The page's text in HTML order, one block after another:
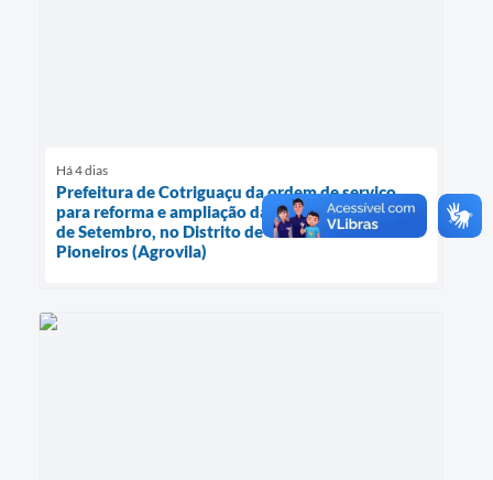
Há 4 dias
Prefeitura de Cotriguaçu da ordem de serviço
para reforma e ampliação da Escola Municipal 7
de Setembro, no Distrito de Ouro Verde dos
Pioneiros (Agrovila)